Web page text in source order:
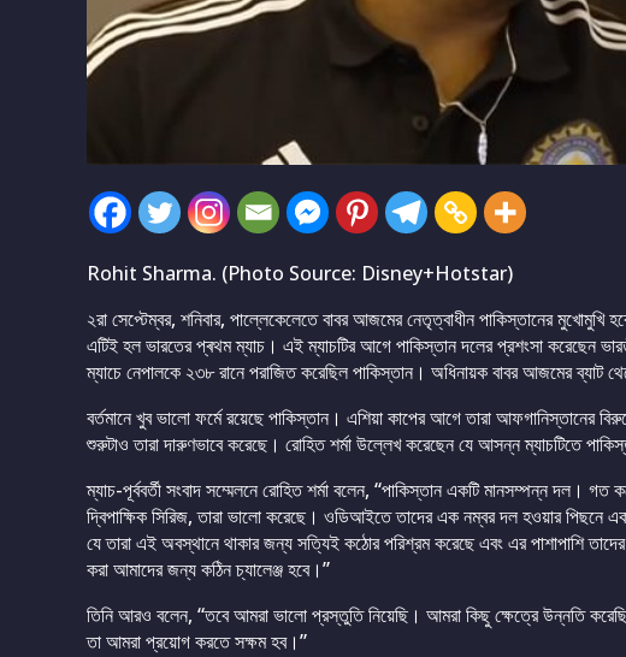
Rohit Sharma. (Photo Source: Disney+Hotstar)
২রা সেপ্টেম্বর, শনিবার, পাল্লেকেলেতে বাবর আজমের নেতৃত্বাধীন পাকিস্তানের
এটিই হল ভারতের প্ৰথম ম্যাচ। এই ম্যাচটির আগে পাকিস্তান দলের প্রশংসা করেছেন
ম্যাচে নেপালকে ২৩৮ রানে পরাজিত করেছিল পাকিস্তান। অধিনায়ক বাবর আজমের ব্যাট
বর্তমানে খুব ভালো ফর্মে রয়েছে পাকিস্তান। এশিয়া কাপের আগে তারা আফগানিস্তানের
শুরুটাও তারা দারুণভাবে করেছে। রোহিত শর্মা উল্লেখ করেছেন যে আসন্ন ম্যাচটিতে
ম্যাচ-পূর্ববর্তী সংবাদ সম্মেলনে রোহিত শর্মা বলেন, “পাকিস্তান একটি মানসম্পন্ন দল।
দ্বিপাক্ষিক সিরিজ, তারা ভালো করেছে। ওডিআইতে তাদের এক নম্বর দল হওয়ার পিছনে
যে তারা এই অবস্থানে থাকার জন্য সত্যিই কঠোর পরিশ্রম করেছে এবং এর পাশাপাশি
করা আমাদের জন্য কঠিন চ্যালেঞ্জ হবে।”
তিনি আরও বলেন, “তবে আমরা ভালো প্রস্তুতি নিয়েছি। আমরা কিছু ক্ষেত্রে উন্নতি
তা আমরা প্রয়োগ করতে সক্ষম হব।”